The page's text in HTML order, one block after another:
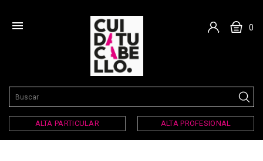
 0
ALTA PARTICULAR ALTA PROFESIONAL